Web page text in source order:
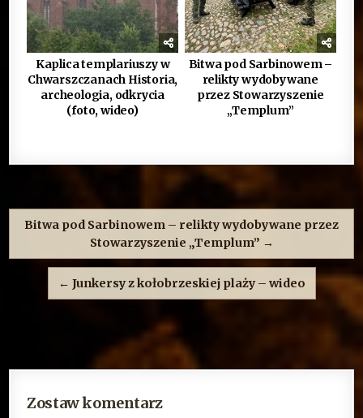
Kaplica templariuszy w
Chwarszczanach Historia,
archeologia, odkrycia
(foto, wideo)
Bitwa pod Sarbinowem –
relikty wydobywane
przez Stowarzyszenie
„Templum”
Nawigacja
wpisu
Bitwa pod Sarbinowem – relikty wydobywane przez
Stowarzyszenie „Templum” →
← Junkersy z kołobrzeskiej plaży – wideo
Zostaw komentarz